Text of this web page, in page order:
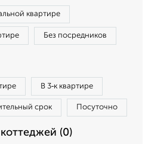
квартире
Без посредников
В 3‑к квартире
срок Посуточно
(0)